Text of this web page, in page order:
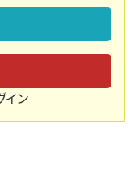
イン